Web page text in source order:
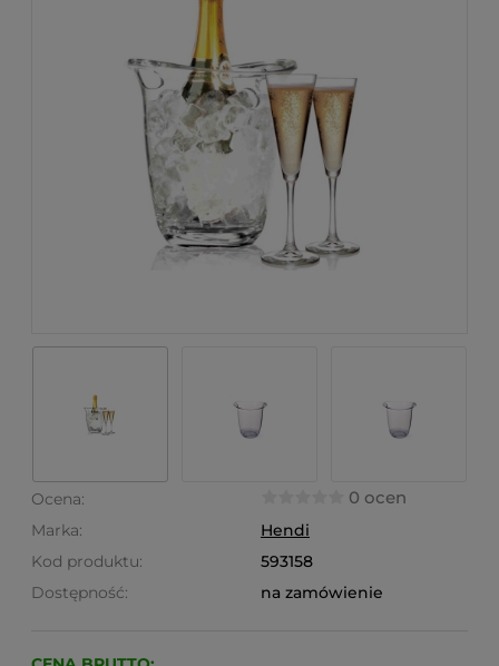
Ocena: 0 ocen
Marka:
Hendi
Kod produktu:
593158
Dostępność:
na zamówienie